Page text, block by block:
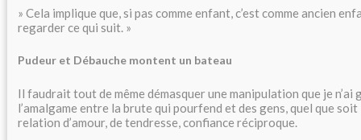
» Cela implique que, si pas comme enfant, c’est comme ancien
regarder ce qui suit. »
Pudeur et Débauche montent un bateau
Il faudrait tout de même démasquer une manipulation que je n’ai
l’amalgame entre la brute qui pourfend et des gens, quel que
relation d’amour, de tendresse, confiance réciproque.